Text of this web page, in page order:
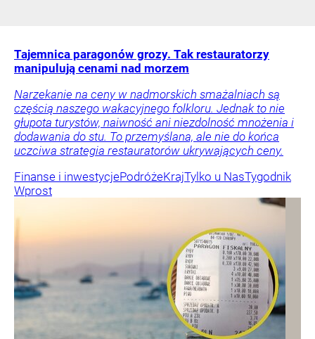
Tajemnica paragonów grozy. Tak restauratorzy
manipulują cenami nad morzem
Narzekanie na ceny w nadmorskich smażalniach są
częścią naszego wakacyjnego folkloru. Jednak to nie
głupota turystów, naiwność ani niezdolność mnożenia i
dodawania do stu. To przemyślana, ale nie do końca
uczciwa strategia restauratorów ukrywających ceny.
Finanse i inwestycjePodróżeKrajTylko u NasTygodnik
Wprost